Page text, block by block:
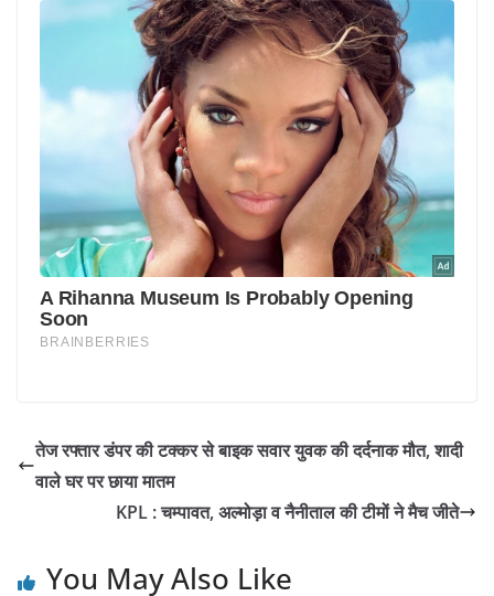
तेज रफ्तार डंपर की टक्कर से बाइक सवार युवक की दर्दनाक मौत, शादी
वाले घर पर छाया मातम
KPL : चम्पावत, अल्मोड़ा व नैनीताल की टीमों ने मैच जीते
You May Also Like